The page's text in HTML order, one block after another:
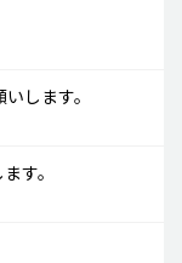
します。
す。